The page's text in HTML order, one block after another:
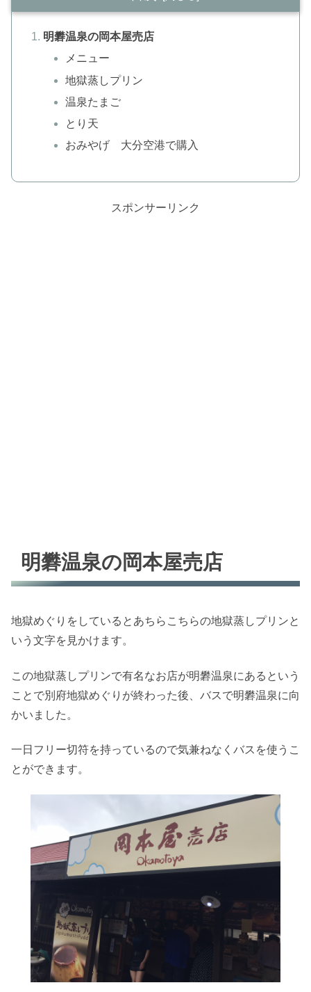
明礬温泉の岡本屋売店
メニュー
地獄蒸しプリン
温泉たまご
とり天
おみやげ 大分空港で購入
スポンサーリンク
明礬温泉の岡本屋売店
地獄めぐりをしているとあちらこちらの地獄蒸しプリンと
いう文字を見かけます。
この地獄蒸しプリンで有名なお店が明礬温泉にあるという
ことで別府地獄めぐりが終わった後、バスで明礬温泉に向
かいました。
一日フリー切符を持っているので気兼ねなくバスを使うこ
とができます。